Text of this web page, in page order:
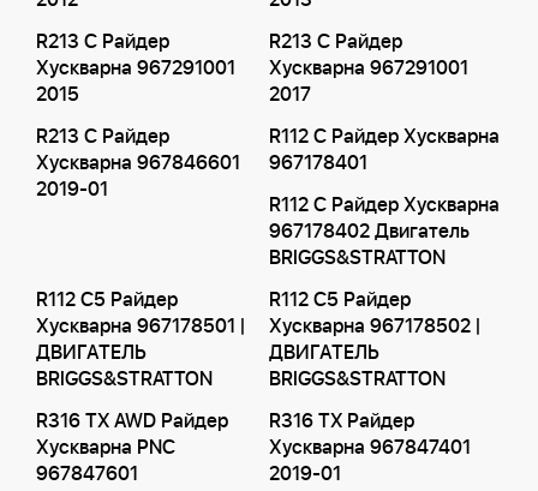
R213 C Райдер
Хускварна 967291001
2015
R213 C Райдер
Хускварна 967291001
2017
R213 C Райдер
Хускварна 967846601
2019-01
R112 C Райдер Хускварна
967178401
R112 C Райдер Хускварна
967178402 Двигатель
BRIGGS&STRATTON
R112 C5 Райдер
Хускварна 967178501 |
ДВИГАТЕЛЬ
BRIGGS&STRATTON
R112 C5 Райдер
Хускварна 967178502 |
ДВИГАТЕЛЬ
BRIGGS&STRATTON
R316 TX AWD Райдер
Хускварна PNC
967847601
R316 TX Райдер
Хускварна 967847401
2019-01